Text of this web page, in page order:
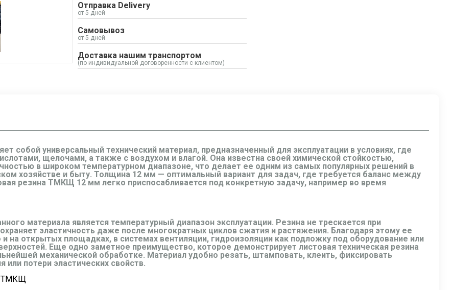
Отправка Delivery
от 5 дней
Самовывоз
от 5 дней
Доставка нашим транспортом
(по индивидуальной договоренности с клиентом)
собой универсальный технический материал, предназначенный для эксплуатации в условиях, где
щелочами, а также с воздухом и влагой. Она известна своей химической стойкостью,
в широком температурном диапазоне, что делает ее одним из самых популярных решений в
хозяйстве и быту. Толщина 12 мм — оптимальный вариант для задач, где требуется баланс между
резина ТМКЩ 12 мм легко приспосабливается под конкретную задачу, например во время
материала является температурный диапазон эксплуатации. Резина не трескается при
эластичность даже после многократных циклов сжатия и растяжения. Благодаря этому ее
на открытых площадках, в системах вентиляции, гидроизоляции как подложку под оборудование или
Еще одно заметное преимущество, которое демонстрирует листовая техническая резина
механической обработке. Материал удобно резать, штамповать, клеить, фиксировать
или потери эластических свойств.
ТМКЩ